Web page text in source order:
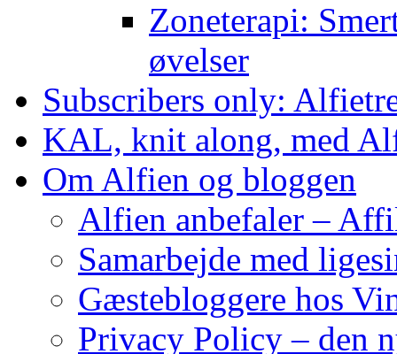
Zoneterapi:
øvelser
Subscribers only:
KAL, knit along, med
Om Alfien og bloggen
Alfien anbefaler –
Samarbejde med
Gæstebloggere hos
Privacy Policy – den